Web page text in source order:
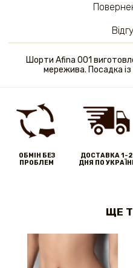
Шорти Afina 001
мережива. Посадка із
ОБМІН БЕЗ
ПРОБЛЕМ
ДОСТАВКА 1-2
ДНЯ ПО УКРАЇНІ
ЩЕ